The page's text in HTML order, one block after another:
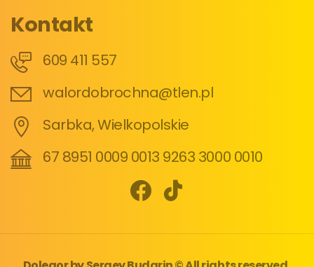
Kontakt
609 411 557
walordobrochna@tlen.pl
Sarbka, Wielkopolskie
67 8951 0009 0013 9263 3000 0010